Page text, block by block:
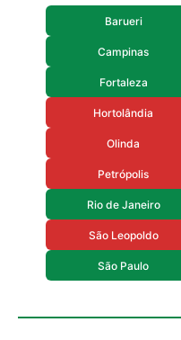
Barueri
Campinas
Fortaleza
Hortolândia
Olinda
Petrópolis
Rio de Janeiro
São Leopoldo
São Paulo